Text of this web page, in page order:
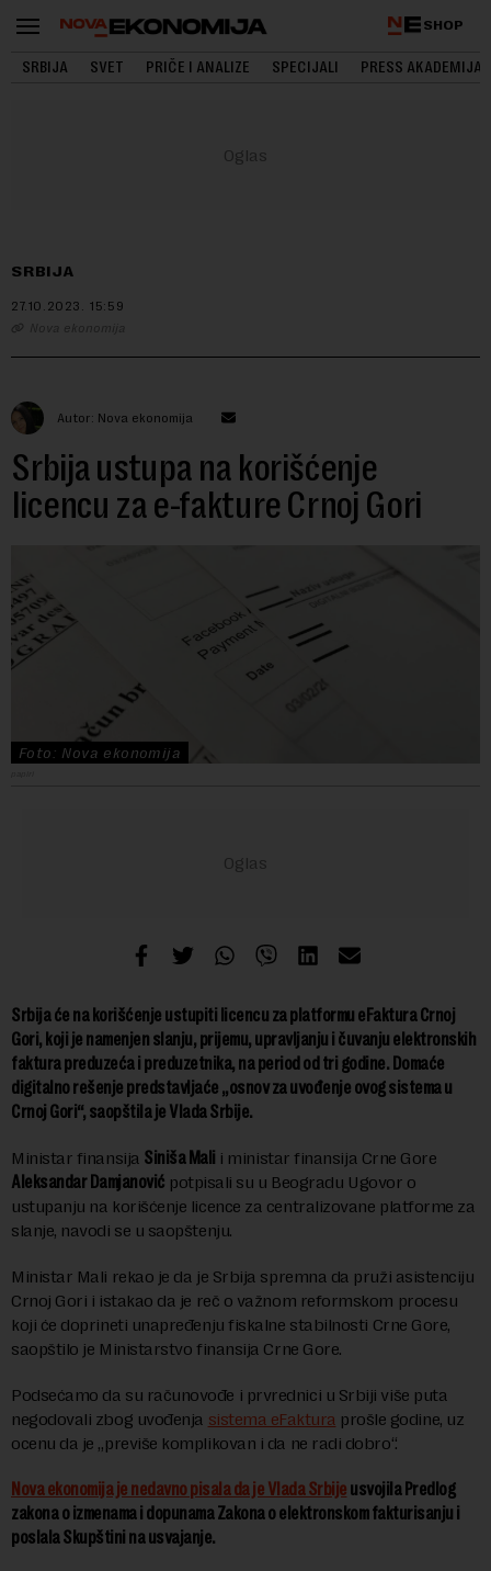
SHOP
SRBIJA SVET PRIČE I ANALIZE SPECIJALI PRESS AKADEMIJA
SRBIJA
27.10.2023. 15:59
Nova ekonomija
Autor: Nova ekonomija
Srbija ustupa na korišćenje
licencu za e-fakture Crnoj Gori
Foto: Nova ekonomija
Srbija će na korišćenje ustupiti licencu za platformu eFaktura Crnoj
Gori, koji je namenjen slanju, prijemu, upravljanju i čuvanju elektronskih
faktura preduzeća i preduzetnika, na period od tri godine. Domaće
digitalno rešenje predstavljaće „osnov za uvođenje ovog sistema u
Crnoj Gori“, saopštila je Vlada Srbije.
Ministar finansija Siniša Mali i ministar finansija Crne Gore
Aleksandar Damjanović potpisali su u Beogradu Ugovor o
ustupanju na korišćenje licence za centralizovane platforme za
slanje, navodi se u saopštenju.
Ministar Mali rekao je da je Srbija spremna da pruži asistenciju
Crnoj Gori i istakao da je reč o važnom reformskom procesu
koji će doprineti unapređenju fiskalne stabilnosti Crne Gore,
saopštilo je Ministarstvo finansija Crne Gore.
Podsećamo da su računovođe i prvrednici u Srbiji više puta
negodovali zbog uvođenja sistema eFaktura prošle godine, uz
ocenu da je „previše komplikovan i da ne radi dobro“.
Nova ekonomija je nedavno pisala da je Vlada Srbije usvojila Predlog
zakona o izmenama i dopunama Zakona o elektronskom fakturisanju i
poslala Skupštini na usvajanje.